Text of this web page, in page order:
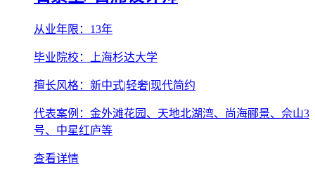
从业年限：13年
毕业院校：上海杉达大学
擅长风格：新中式|轻奢|现代简约
代表案例：金外滩花园、天地北湖湾、尚海郦景、佘山3
号、中星红庐等
查看详情